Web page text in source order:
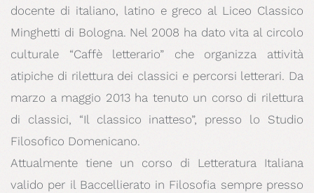
docente di italiano, latino e greco al Liceo Classico
Minghetti di Bologna. Nel 2008 ha dato vita al circolo
culturale “Caffè letterario” che organizza attività
atipiche di rilettura dei classici e percorsi letterari. Da
marzo a maggio 2013 ha tenuto un corso di rilettura
di classici, “Il classico inatteso”, presso lo Studio
Filosofico Domenicano.
Attualmente tiene un corso di Letteratura Italiana
valido per il Baccellierato in Filosofia sempre presso